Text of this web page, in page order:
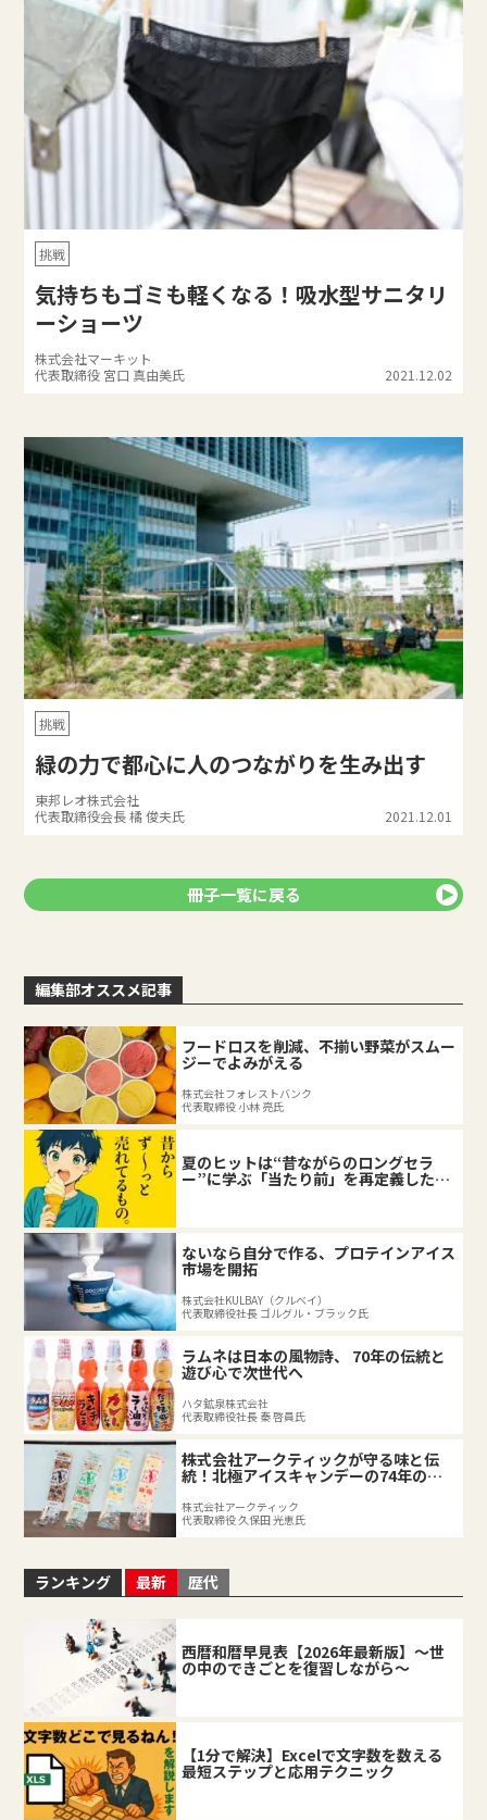
挑戦
気持ちもゴミも軽くなる！吸水型サニタリ
ーショーツ
株式会社マーキット
代表取締役 宮口 真由美氏
2021.12.02
挑戦
緑の力で都心に人のつながりを生み出す
東邦レオ株式会社
代表取締役会長 橘 俊夫氏
2021.12.01
冊子一覧に戻る
編集部オススメ記事
フードロスを削減、不揃い野菜がスムー
ジーでよみがえる
株式会社フォレストバンク
代表取締役 小林 亮氏
夏のヒットは“昔ながらのロングセラ
ー”に学ぶ「当たり前」を再定義した企
業の底力
ないなら自分で作る、プロテインアイス
市場を開拓
株式会社KULBAY（クルベイ）
代表取締役社長 ゴルグル・ブラック氏
ラムネは日本の風物詩、 70年の伝統と
遊び心で次世代へ
ハタ鉱泉株式会社
代表取締役社長 秦 啓員氏
株式会社アークティックが守る味と伝
統！北極アイスキャンデーの74年の軌
跡
株式会社アークティック
代表取締役 久保田 光恵氏
ランキング 最新 歴代
西暦和暦早見表【2026年最新版】～世
の中のできごとを復習しながら～
【1分で解決】Excelで文字数を数える
最短ステップと応用テクニック